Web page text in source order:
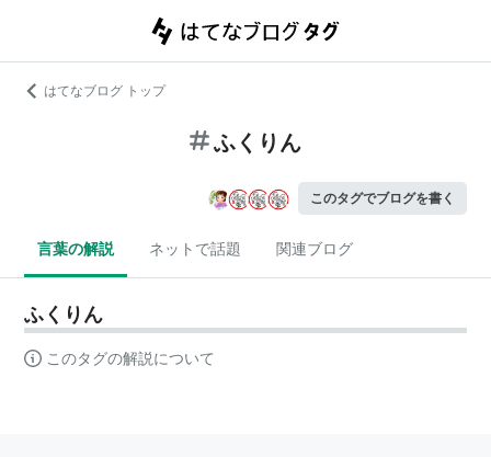
はてなブログ トップ
ふくりん
このタグでブログを書く
言葉の解説 ネットで話題 関連ブログ
ふくりん
このタグの解説について